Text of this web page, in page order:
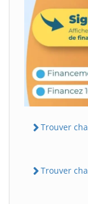
Trouver
Trouver